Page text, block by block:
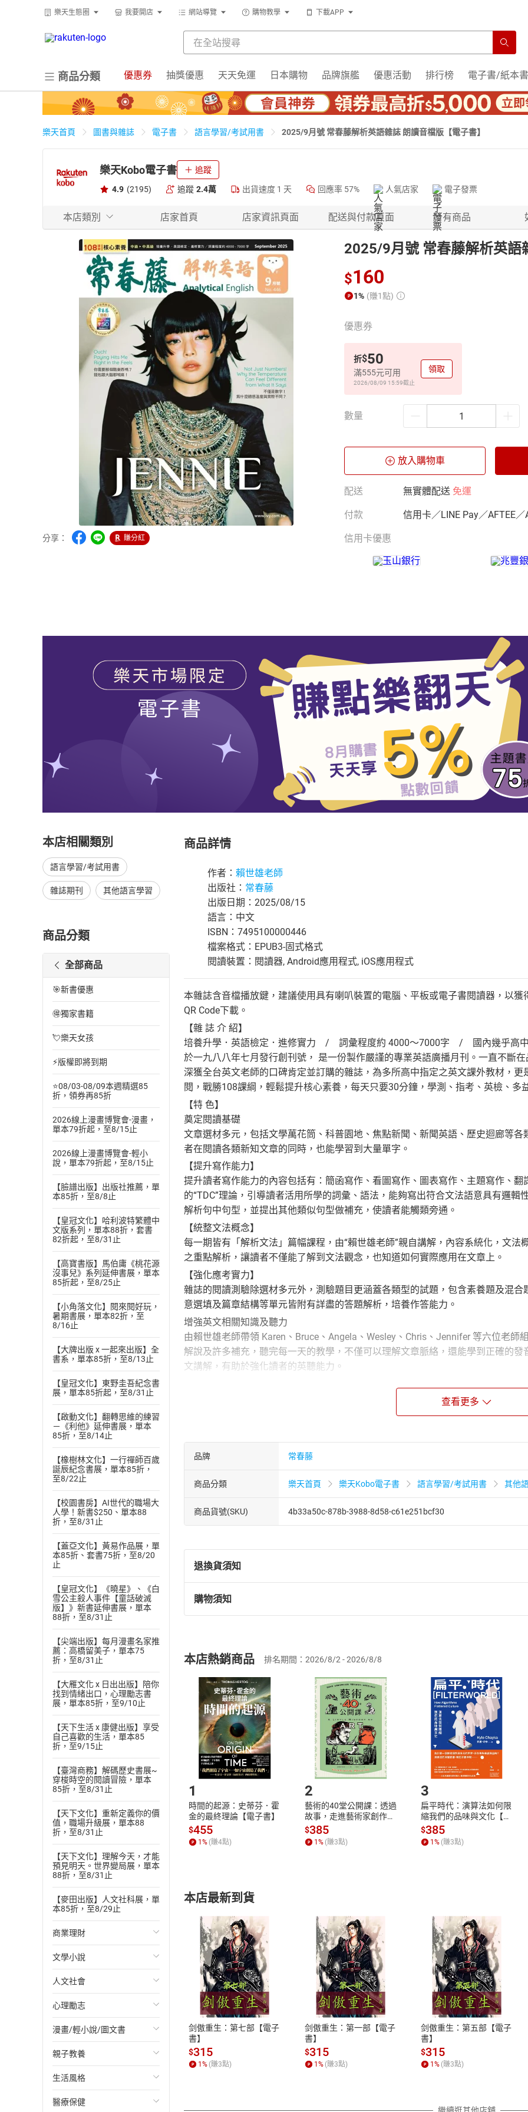
樂天生態圈 我要開店 網站導覽 購物教學 下載APP
商品分類 優惠券 抽獎優惠 天天免運 日本購物 品牌旗艦 優惠活動 排行榜 電子書/紙本書
樂天首頁 圖書與雜誌 電子書 語言學習/考試用書 2025/9月號 常春藤解析英語雜誌 朗讀音檔版【電子書】
樂天Kobo電子書 追蹤
4.9 (2195) 追蹤 2.4萬 出貨速度 1 天 回應率 57% 人氣店家 電子發票
本店類別 店家首頁 店家資訊頁面 配送與付款頁面 所有商品
分享： 賺分紅
2025/9月號 常春藤解析英語
$160
1% (賺1點)
優惠券
折$50
滿555元可用
2026/08/09 15:59截止
領取
數量
放入購物車
配送 無實體配送 免運
付款 信用卡／LINE Pay／AFTEE／
信用卡優惠
本店相關類別
語言學習/考試用書
雜誌期刊 其他語言學習
商品分類
全部商品
🎯新書優惠
🉐獨家書籍
💘樂天女孩
⚡版權即將到期
⭐08/03-08/09本週精選85
折，領券再85折
2026線上漫畫博覽會-漫畫，
單本79折起，至8/15止
2026線上漫畫博覽會-輕小
說，單本79折起，至8/15止
【臉譜出版】出版社推薦，單
本85折，至8/8止
【皇冠文化】哈利波特繁體中
文版系列，單本88折，套書
82折起，至8/31止
【高寶書版】馬伯庸《桃花源
沒事兒》系列延伸書展，單本
85折起，至8/25止
【小角落文化】閱來閱好玩，
暑期書展，單本82折，至
8/16止
【大牌出版 x 一起來出版】全
書系，單本85折，至8/13止
【皇冠文化】東野圭吾紀念書
展，單本85折起，至8/31止
【啟動文化】翻轉思維的練習
－《利他》延伸書展，單本
85折，至8/14止
【橡樹林文化】一行禪師百歲
誕辰紀念書展，單本85折，
至8/22止
【校園書房】AI世代的職場大
人學！新書$250、單本88
折，至8/31止
【蓋亞文化】黃易作品展，單
本85折、套書75折，至8/20
止
【皇冠文化】《曉星》、《白
雪公主殺人事件【童話破滅
版】》新書延伸書展，單本
88折，至8/31止
【尖端出版】每月漫畫名家推
薦：高橋留美子，單本75
折，至8/31止
【大雁文化 x 日出出版】陪你
找到情緒出口，心理勵志書
展，單本85折，至9/10止
【天下生活 x 康健出版】享受
自己喜歡的生活，單本85
折，至9/15止
【臺灣商務】解碼歷史書展~
穿梭時空的閱讀冒險，單本
85折，至8/31止
【天下文化】重新定義你的價
值，職場升級展，單本88
折，至8/31止
【天下文化】理解今天，才能
預見明天。世界變局展，單本
88折，至8/31止
【麥田出版】人文社科展，單
本85折，至8/29止
商業理財
投資理財
經濟/趨勢
財務/金融
管理/領導
職場工作術
成功法
行銷/廣告
文學小說
歐美文學
日本文學
韓國文學
華文文學
經典文學
成長/家庭生活小說
人文社會
國際關係
政治
社會科學
台灣/中國歷史
日/韓歷史
心理勵志
心靈成長/情緒
人際關係
兩性關係
心理學
漫畫/輕小說/圖文書
輕小說
奇幻/科幻
愛情故事
親子教養
教育現場
兒童文學/故事
生活風格
飲食/食譜
醫療保健
商品詳情
作者： 賴世雄老師
出版社： 常春藤
出版日期：2025/08/15
語言：中文
ISBN：7495100000446
檔案格式：EPUB3-固式格式
閱讀裝置：閱讀器, Android應用程式, iOS應用程式
本雜誌含音檔播放鍵，建議使用具有喇叭裝置的電腦、平板或電子書閱讀器，以
QR Code下載。
【雜 誌 介 紹】
培養升學．英語檢定．進修實力 / 詞彙程度約 4000～7000字 / 國內幾乎高中
於一九八八年七月發行創刊號， 是一份製作嚴謹的專業英語廣播月刊。一直不斷
深獲全台英文老師的口碑肯定並訂購的雜誌，為多所高中指定之英文課外教材，
閱，戰勝108課綱，輕鬆提升核心素養，每天只要30分鐘，學測、指考、英檢、多
【特 色】
奠定閱讀基礎
文章選材多元，包括文學萬花筒、科普園地、焦點新聞、新聞英語、歷史迴廊等
者在閱讀各類新知文章的同時，也能學習到大量單字。
【提升寫作能力】
提升讀者寫作能力的內容包括有：簡函寫作、看圖寫作、圖表寫作、主題寫作、
的“TDC”理論，引導讀者活用所學的詞彙、語法，能夠寫出符合文法語意具有邏
解析句中句型，並提出其他類似句型做補充，使讀者能觸類旁通。
【統整文法概念】
每一期皆有「解析文法」篇幅課程，由“賴世雄老師”親自講解，內容系統化，文
之重點解析，讓讀者不僅能了解到文法觀念，也知道如何實際應用在文章上。
【強化應考實力】
雜誌的閱讀測驗除選材多元外，測驗題目更涵蓋各類型的試題，包含素養題及混
意選填及篇章結構等單元皆附有詳盡的答題解析，培養作答能力。
增強英文相關知識及聽力
由賴世雄老師帶領 Karen、Bruce、Angela、Wesley、Chris、Jennifer 等六位老
解說及許多補充，聽完每一天的教學，不僅可以理解文章脈絡，還能學到正確的
文講解，有助於強化讀者的英聽能力。
你需要那個酷東西嗎？錢包跟大腦都喊痛！
篇章結構
Not Just Numbers!Why the Temperature Can Feel Different from What It Says
不僅是數字！為什麼體感溫度與實際不同？
<編者的話>
You most likely know what a honeymoon is, but you probably haven’t heard
temperature as the summer heat begins to fade might have you wondering why
thermometer says. We’ve got the answer for you in the article “Not Just
month—as always—Analytical English makes learning fun and engaging.
Analytical Editors
<目錄>
【文意選填】 Honeymoon:More Than Beaches and Romance 蜜月：從蜂蜜與月
【新聞集錦】 New Gundam Project Merges1 Technology with Reality 鋼彈跨界
Threatens South Africa’s Succulent Biodiversity 南非多肉植物面臨滅絕危機 非法
【翻譯】 Sentence Translation 翻譯
【閱讀測驗】 Predator or Prey? The Untold Story of Piranhas 滿嘴尖牙會吃人？
【閱讀測驗】 Predator or Prey? The Untold Story of Piranhas 滿嘴尖牙會吃人？
【克漏字】 Live Sports for the Blind OneCourt視障者的賽事體驗前所未有
【詞彙測驗】 Vocabulary Test
【篇章結構】 Not Just Numbers!Why the Temperature Can Feel Different from
【閱讀測驗(全程英文講解)】 Discover Taoyuan:From City Buzz to Ancient
【新聞英語(全程英文講解)】 AI Contracts Strip Actors of Control over Their Own
【圖片寫作】 Leaving Your Stuff with a Message—Smart or Risky? 暫離留訊息，
【閱讀測驗】 What’s in a Name Anyway? 原來是這樣！姓氏裡藏了什麼祕密～？
【閱讀測驗】 What’s in a Name Anyway? 原來是這樣！姓氏裡藏了什麼祕密～？
【克漏字】 The Art of Making Small Talk 不當冷場王！「閒聊」讓你社交無敵～
【信函寫作】 A Warning from 2125: Don’t Let AI Take Over Your Life 來自未來的
【篇章結構】 Papyrus:The Font Everyone Loves to Hate 《阿凡達》用的那個字體
【混合題型】 Less Is More:A Greener and Better Life 減法生活讓環境與自己更美好
【混合題型】 Less Is More:A Greener and Better Life 減法生活讓環境與自己更美好
【慣用語】 Cash In on Something 從某事物中獲利 / Hit the Jackpot 中大獎，走好
【解析文法】 Grammar Guide 助動詞 - 4
查看更多
品牌 常春藤
商品分類 樂天首頁 樂天Kobo電子書 語言學習/考試用書 其他
商品貨號(SKU) 4b33a50c-878b-3988-8d58-c61e251bcf30
退換貨須知
退換貨規定：
(一)依消費者保護法第19條第1項後段暨通訊交易解除權合理例外情事適用
(二)消費者訂購本店鋪之商品即代表知悉本店鋪所銷售之商品為電子書，
且已下載/存取電子書，不得請求退貨退款。
退貨方式：您欲取消訂單或辦理退貨時，請登入樂天市場，並於「我的訂單
貨」，本店鋪將依您的申請進行審核，待審核通過後將為您辦理退款事宜。
請注意，樂天市場須以整筆訂單為單位進行取消/退貨，恕無法以單支商品取
購物須知
挑選商品
Choose
放入購物車
Shopping cart
登入帳號
Login
購書後，如何開始使用？
Step1.選擇閱讀載具 Step2.登入
付款方式
ATM轉帳、信用卡、LINE PAY、AFTEE
退換貨規範
本店是否提供消費者保護法七日猶
之權利，遽消費者保護法及通訊交
除權合理例外情事適用準則，依商
質各有不同規定。詳細退換貨說明
照各商品說明。
本店熱銷商品 排名期間：2026/8/2 - 2026/8/8
1
時間的起源：史蒂芬．霍
金的最終理論【電子書】
$455
1 % (賺4點)
2
藝術的40堂公開課：透過
故事，走進藝術家創作現
場，看藝術如何誕生、如
何形塑人類生活【電子
書】
$385
1 % (賺3點)
3
扁平時代：演算法如何限
縮我們的品味與文化【電
子書】
$385
1 % (賺3點)
本店最新到貨
剑傲重生：第七部【電子
書】
$315
1 % (賺3點)
剑傲重生：第一部【電子
書】
$315
1 % (賺3點)
剑傲重生：第五部【電子
書】
$315
1 % (賺3點)